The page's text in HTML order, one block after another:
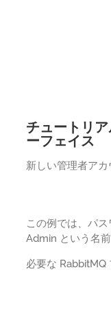
チュートリ
ーフェイス
新しい管理者アカ
この例では、パ
Admin という名
必要な RabbitMQ